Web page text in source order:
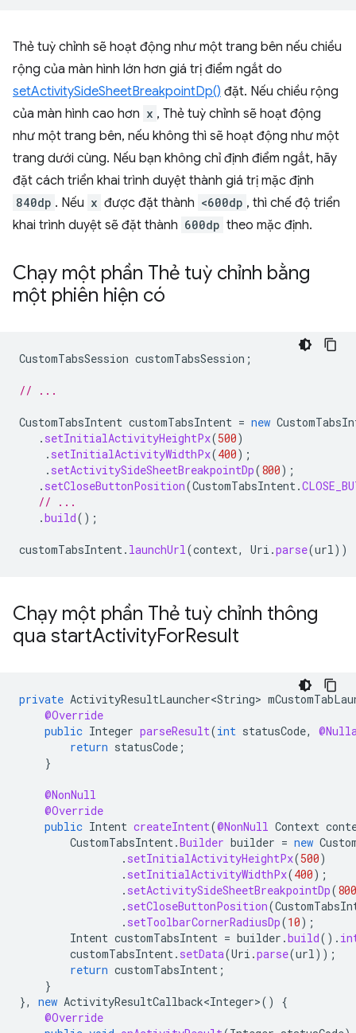
Thẻ tuỳ chỉnh sẽ hoạt động như một trang bên nếu chiều
rộng của màn hình lớn hơn giá trị điểm ngắt do
setActivitySideSheetBreakpointDp() đặt. Nếu chiều rộng
của màn hình cao hơn x , Thẻ tuỳ chỉnh sẽ hoạt động
như một trang bên, nếu không thì sẽ hoạt động như một
trang dưới cùng. Nếu bạn không chỉ định điểm ngắt, hãy
đặt cách triển khai trình duyệt thành giá trị mặc định
840dp . Nếu x được đặt thành <600dp , thì chế độ triển
khai trình duyệt sẽ đặt thành 600dp theo mặc định.
Chạy một phần Thẻ tuỳ chỉnh bằng
một phiên hiện có
CustomTabsSession customTabsSession ;
// ...
CustomTabsIntent customTabsIntent = new
. setInitialActivityHeightPx(500)
. setInitialActivityWidthPx(400);
. setActivitySideSheetBreakpointDp(800);
. setCloseButtonPosition(CustomTabsIntent.
// ...
.build();
customTabsIntent. launchUrl(context, Uri .parse(url))
Chạy một phần Thẻ tuỳ chỉnh thông
qua startActivityForResult
private ActivityResultLauncher<String>
@Override
public Integer parseResult(int statusCode,
return statusCode ;
}
@NonNull
@Override
public Intent createIntent(@NonNull Context
CustomTabsIntent.Builder builder = new
. setInitialActivityHeightPx(500)
. setInitialActivityWidthPx(400);
. setActivitySideSheetBreakpointDp(800
. setCloseButtonPosition(
. setToolbarCornerRadiusDp(10);
Intent customTabsIntent = builder .build().
customTabsIntent. setData(Uri .parse(url));
return customTabsIntent ;
}
},
new ActivityResultCallback<Integer>()
{
@Override